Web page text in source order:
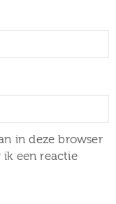
in deze browser
een reactie